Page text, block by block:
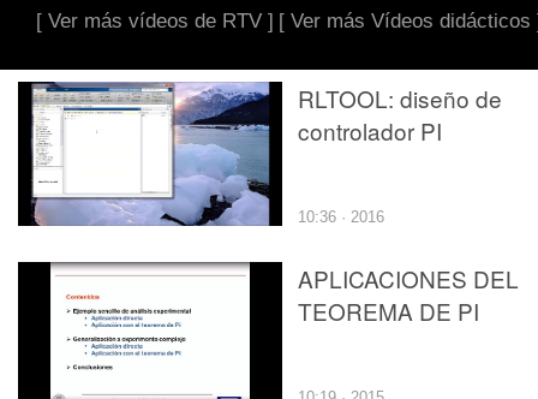
[ Ver más vídeos de RTV ] [ Ver más Vídeos didácticos
RLTOOL: diseño de
controlador PI
10:36 · 2016
APLICACIONES DEL
TEOREMA DE PI